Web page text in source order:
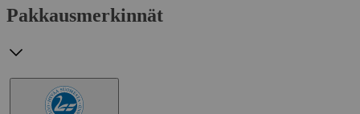
Pakkausmerkinnät